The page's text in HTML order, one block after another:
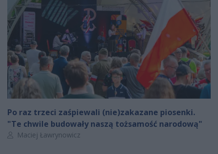
Po raz trzeci zaśpiewali (nie)zakazane piosenki.
"Te chwile budowały naszą tożsamość narodową"
Autor artykułu:
Maciej Ławrynowicz